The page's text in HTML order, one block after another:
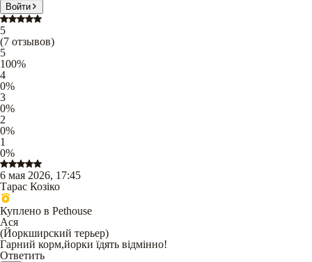
Войти
5
(7 отзывов)
5
100%
4
0%
3
0%
2
0%
1
0%
6 мая 2026, 17:45
Тарас Козіко
Куплено в Pethouse
Ася
(Йоркширский терьер)
Гарний корм,йорки їдять відмінно!
Ответить